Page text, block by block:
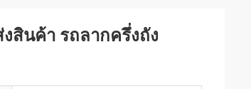
สินค้า รถลากครึ่งถัง